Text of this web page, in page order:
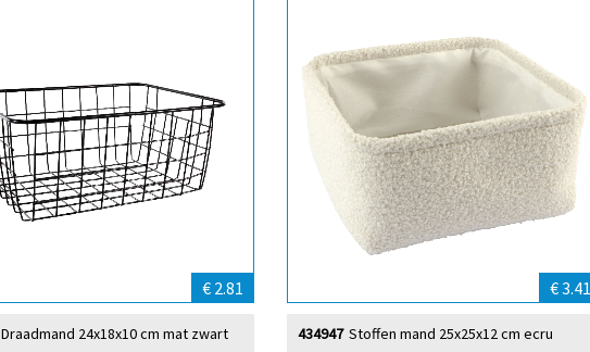
€ 2.81
Draadmand 24x18x10 cm mat zwart
€ 3.41
Stoffen mand 25x25x12 cm ecru
434947